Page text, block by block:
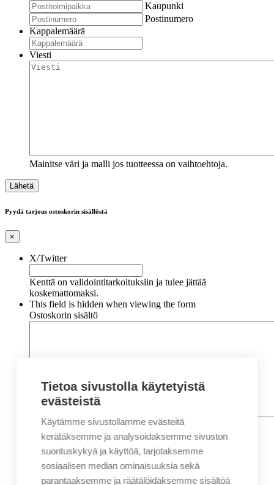
Kaupunki
Postinumero
Kappalemäärä
Viesti
Mainitse väri ja malli jos tuotteessa on vaihtoehtoja.
Pyydä tarjous ostoskorin sisällöstä
×
X/Twitter
Kenttä on validointitarkoituksiin ja tulee jättää
koskemattomaksi.
This field is hidden when viewing the form
Ostoskorin sisältö
Nimi*
Etunimi
Sukunimi
Tietoa sivustolla käytetyistä
evästeistä
Käytämme sivustollamme evästeitä
kerätäksemme ja analysoidaksemme sivuston
suorituskykyä ja käyttöä, tarjotaksemme
sosiaalisen median ominaisuuksia sekä
parantaaksemme ja räätälöidäksemme sisältöä